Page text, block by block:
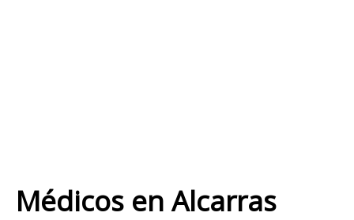
Médicos enAlcarras